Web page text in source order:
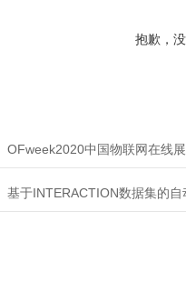
抱歉，
OFweek2020中国物联网在线
基于INTERACTION数据集的自动驾驶